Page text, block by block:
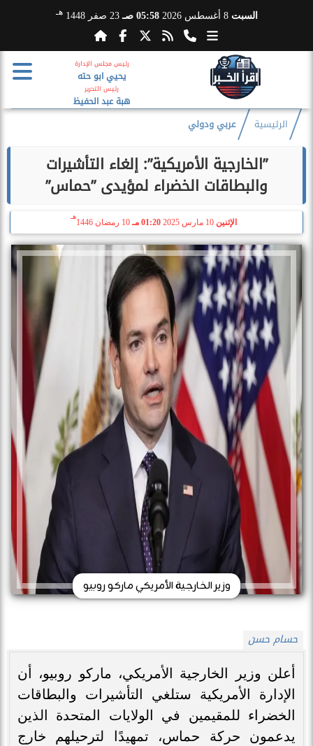
السبت 8 أغسطس 2026 05:58 صـ 23 صفر 1448 هـ
رئيس مجلس الإدارة
يحيي ابو حته
رئيس التحرير
هبة عبد الحفيظ
الرئيسية عربي ودولي
”الخارجية الأمريكية”: إلغاء التأشيرات
والبطاقات الخضراء لمؤيدى ”حماس”
الإثنين 01:20 مـ 10 رمضان 1446
هـ
وزير الخارجية الأمريكي ماركو روبيو
حسام حسن
أعلن وزير الخارجية الأمريكي، ماركو روبيو، أن
الإدارة الأمريكية ستلغي التأشيرات والبطاقات
الخضراء للمقيمين في الولايات المتحدة الذين
يدعمون حركة حماس، تمهيدًا لترحيلهم خارج